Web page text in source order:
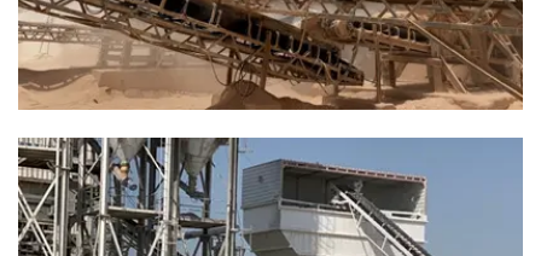
العالية، ونبني الثقة الدائمة من خلال الجودة
والمصداقية.”